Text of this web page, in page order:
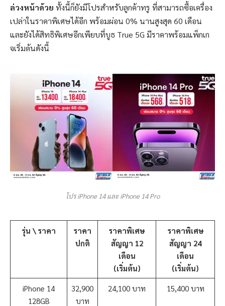
ล่วงหน้าด้วย ทั้งนี้ก็ยังมีโปรสำหรับลูกค้าทรู ที่สามารถซื้อเครื่อง
เปล่าในราคาพิเศษได้อีก พร้อมผ่อน 0% นานสูงสุด 60 เดือน
และยังได้สิทธิพิเศษอีกเพียบที่บูธ True 5G มีราคาพร้อมแพ็กเก
จเริ่มต้นดังนี้
โปร iPhone 14 และ iPhone 14 Pro
รุ่น \ ราคา
ราคา
ปกติ
ราคาพิเศษ
สัญญา 12
เดือน
(เริ่มต้น)
ราคาพิเศษ
สัญญา 24
เดือน
(เริ่มต้น)
iPhone 14
128GB
32,900
บาท
24,100 บาท 15,400 บาท